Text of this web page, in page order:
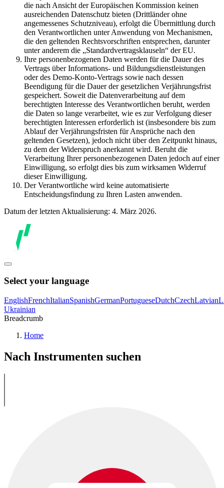
die nach Ansicht der Europäischen Kommission keinen
ausreichenden Datenschutz bieten (Drittländer ohne
angemessenes Schutzniveau), erfolgt die Übermittlung durch
den Verantwortlichen unter Anwendung von Mechanismen,
die den geltenden Rechtsvorschriften entsprechen, darunter
unter anderem die „Standardvertragsklauseln“ der EU.
Ihre personenbezogenen Daten werden für die Dauer des
Vertrags über Informations- und Bildungsdienstleistungen
oder des Demo-Konto-Vertrags sowie nach dessen
Beendigung für die Dauer der gesetzlichen Verjährungsfrist
gespeichert. Soweit die Datenverarbeitung auf dem
berechtigten Interesse des Verantwortlichen beruht, werden
die Daten so lange verarbeitet, wie es zur Verfolgung dieser
berechtigten Interessen erforderlich ist (insbesondere bis zum
Ablauf der Verjährungsfristen für Ansprüche nach den
geltenden Gesetzen), jedoch nicht über den Zeitpunkt hinaus,
zu dem der Widerspruch anerkannt wird. Beruht die
Verarbeitung Ihrer personenbezogenen Daten jedoch auf einer
Einwilligung, so erfolgt dies bis zum wirksamen Widerruf
dieser Einwilligung.
Der Verantwortliche wird keine automatisierte
Entscheidungsfindung zu Ihren Lasten anwenden.
Datum der letzten Aktualisierung: 4. März 2026.
Select your language
EnglishFrenchItalianSpanishGermanPortugueseDutchCzechLatvian
Ukrainian
Breadcrumb
Home
Nach Instrumenten suchen